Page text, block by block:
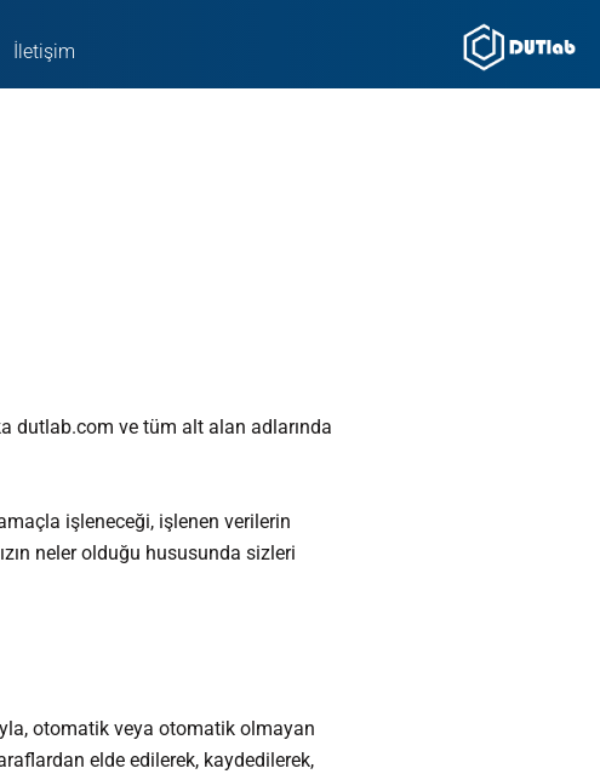
İletişim
dutlab.com ve tüm alt alan adlarında
işleneceği, işlenen verilerin
neler olduğu hususunda sizleri
otomatik veya otomatik olmayan
elde edilerek, kaydedilerek,